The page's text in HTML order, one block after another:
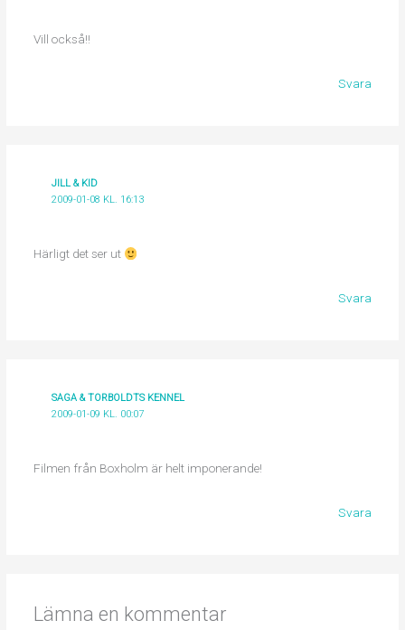
Vill också!!
Svara
JILL & KID
2009-01-08 KL. 16:13
Härligt det ser ut
Svara
SAGA & TORBOLDTS KENNEL
2009-01-09 KL. 00:07
Filmen från Boxholm är helt imponerande!
Svara
Lämna en kommentar